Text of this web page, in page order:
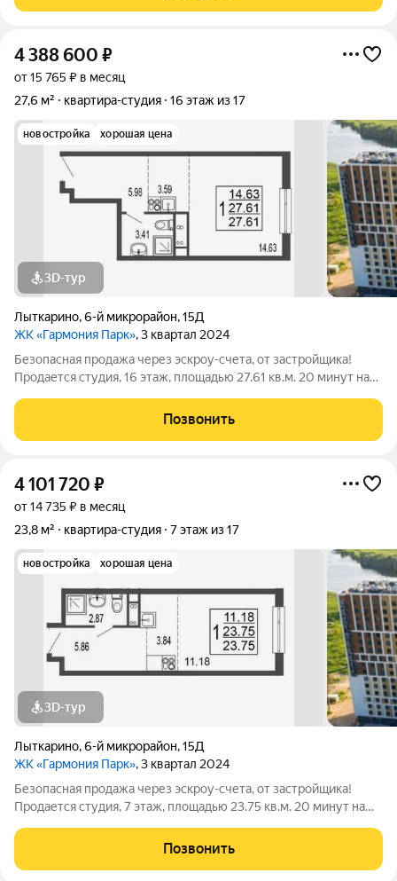
4 388 600 ₽
от 15 765 ₽ в месяц
27,6 м²
квартира-студия 16 этаж из 17
новостройка хорошая цена
3D-тур
Лыткарино,6-й микрорайон,15Д
ЖК «Гармония Парк», 3 квартал 2024
Безопасная продажа через эскроу-счета, от застройщика!
Продается студия, 16 этаж, площадью 27.61 кв.м. 20 минут на
Дом комфорт-класса с продуманными планировочными
решениями и широким выбором
Позвонить
4 101 720 ₽
от 14 735 ₽ в месяц
23,8 м²
квартира-студия 7 этаж из 17
новостройка хорошая цена
3D-тур
Лыткарино,6-й микрорайон,15Д
ЖК «Гармония Парк», 3 квартал 2024
Безопасная продажа через эскроу-счета, от застройщика!
Продается студия, 7 этаж, площадью 23.75 кв.м. 20 минут на
Дом комфорт-класса с продуманными планировочными
решениями и широким выбором
Позвонить